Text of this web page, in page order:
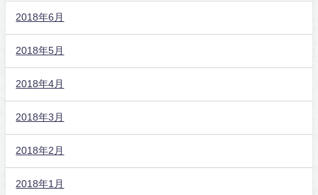
2018年6月
2018年5月
2018年4月
2018年3月
2018年2月
2018年1月